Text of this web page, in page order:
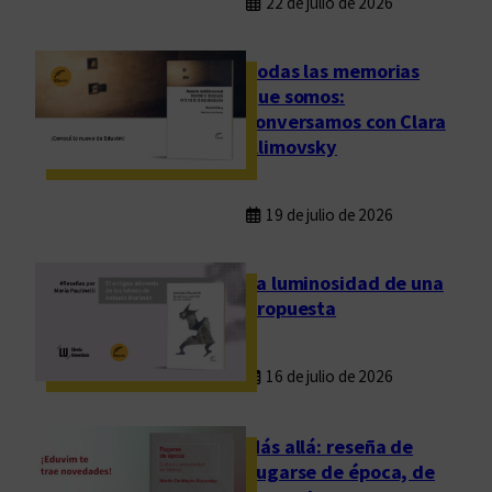
Todas las memorias
que somos:
conversamos con Clara
Klimovsky
19 de julio de 2026
La luminosidad de una
propuesta
16 de julio de 2026
Más allá: reseña de
Fugarse de época, de